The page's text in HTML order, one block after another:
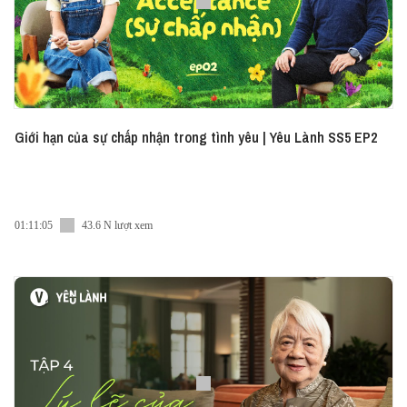
Giới hạn của sự chấp nhận trong tình yêu | Yêu Lành SS5 EP2
01:11:05 43.6 N lượt xem